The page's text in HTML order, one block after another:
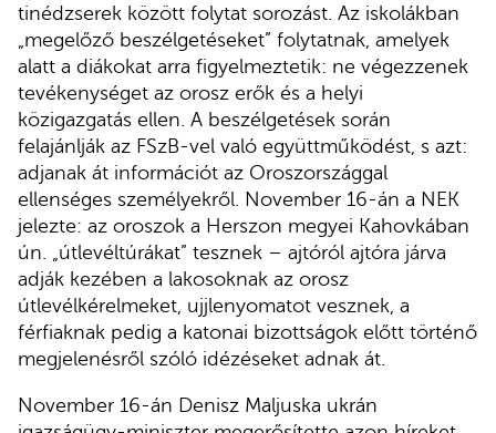
tinédzserek között folytat sorozást. Az iskolákban
„megelőző beszélgetéseket” folytatnak, amelyek
alatt a diákokat arra figyelmeztetik: ne végezzenek
tevékenységet az orosz erők és a helyi
közigazgatás ellen. A beszélgetések során
felajánlják az FSzB-vel való együttműködést, s azt:
adjanak át információt az Oroszországgal
ellenséges személyekről. November 16-án a NEK
jelezte: az oroszok a Herszon megyei Kahovkában
ún. „útlevéltúrákat” tesznek – ajtóról ajtóra járva
adják kezében a lakosoknak az orosz
útlevélkérelmeket, ujjlenyomatot vesznek, a
férfiaknak pedig a katonai bizottságok előtt történő
megjelenésről szóló idézéseket adnak át.
November 16-án Denisz Maljuska ukrán